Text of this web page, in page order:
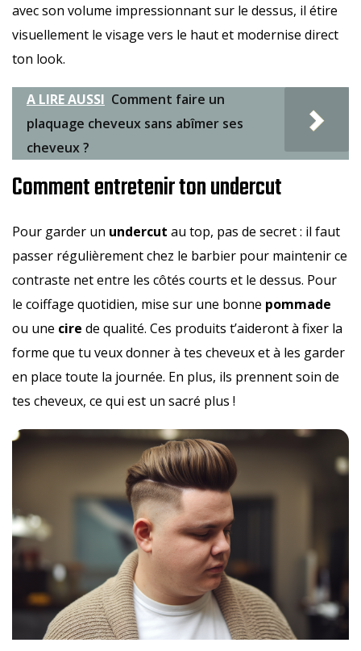
avec son volume impressionnant sur le dessus, il étire
visuellement le visage vers le haut et modernise direct
ton look.
A LIRE AUSSI Comment faire un
plaquage cheveux sans abîmer ses
cheveux ?
Comment entretenir ton undercut
Pour garder un undercut au top, pas de secret : il faut
passer régulièrement chez le barbier pour maintenir ce
contraste net entre les côtés courts et le dessus. Pour
le coiffage quotidien, mise sur une bonne pommade
ou une cire de qualité. Ces produits t’aideront à fixer la
forme que tu veux donner à tes cheveux et à les garder
en place toute la journée. En plus, ils prennent soin de
tes cheveux, ce qui est un sacré plus !